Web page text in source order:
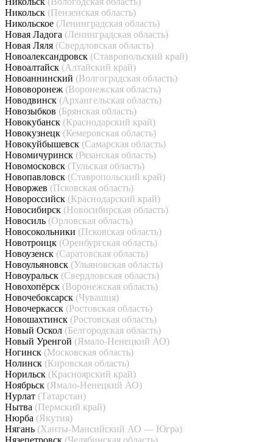
Никольск (Пензенская область)
Никольское (Ленинградская область)
Новая Ладога (Ленинградская область)
Новая Ляля (Свердловская область)
Новоалександровск (Ставропольский край)
Новоалтайск (Алтайский край)
Новоаннинский (Волгоградская область)
Нововоронеж (Воронежская область)
Новодвинск (Архангельская область)
Новозыбков (Брянская область)
Новокубанск (Краснодарский край)
Новокузнецк (Кемеровская область)
Новокуйбышевск (Самарская область)
Новомичуринск (Рязанская область)
Новомосковск (Тульская область)
Новопавловск (Ставропольский край)
Новоржев (Псковская область)
Новороссийск (Краснодарский край)
Новосибирск (Новосибирская область)
Новосиль (Орловская область)
Новосокольники (Псковская область)
Новотроицк (Оренбургская область)
Новоузенск (Саратовская область)
Новоульяновск (Ульяновская область)
Новоуральск (Свердловская область)
Новохопёрск (Воронежская область)
Новочебоксарск (Чувашия)
Новочеркасск (Ростовская область)
Новошахтинск (Ростовская область)
Новый Оскол (Белгородская область)
Новый Уренгой (Ямало-Ненецкий АО)
Ногинск (Московская область)
Нолинск (Кировская область)
Норильск (Красноярский край)
Ноябрьск (Ямало-Ненецкий АО)
Нурлат (Татарстан)
Нытва (Пермский край)
Нюрба (Якутия)
Нягань (Ханты-Мансийский АО — Югра)